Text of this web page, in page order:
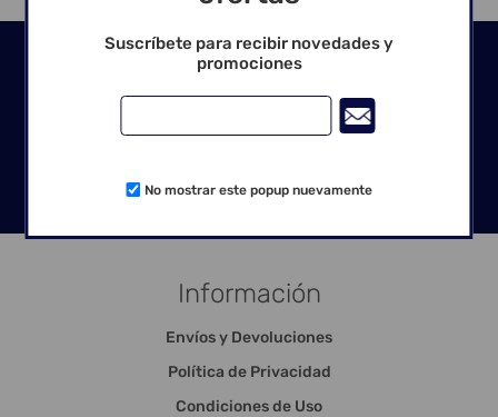
Seguinos en las redes
Información
Envíos y Devoluciones
Política de Privacidad
Condiciones de Uso
Suscríbete para recibir novedades y
promociones
No mostrar este popup nuevamente